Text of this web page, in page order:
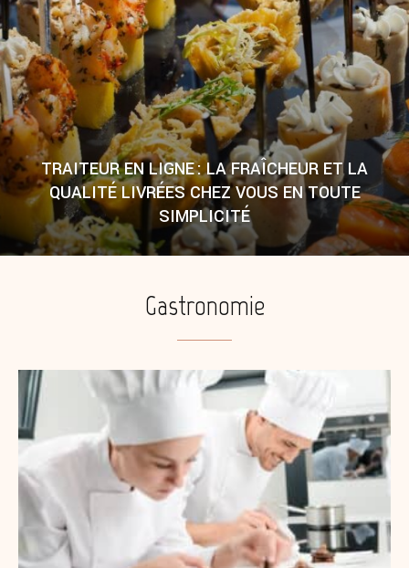
TRAITEUR EN LIGNE : LA FRAÎCHEUR ET LA
QUALITÉ LIVRÉES CHEZ VOUS EN TOUTE
SIMPLICITÉ
Gastronomie